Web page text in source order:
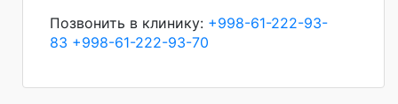
Позвонить в клинику: +998-61-222-93-
83 +998-61-222-93-70